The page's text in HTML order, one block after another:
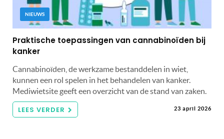
NIEUWS
Praktische toepassingen van cannabinoïden bij
kanker
Cannabinoïden, de werkzame bestanddelen in wiet,
kunnen een rol spelen in het behandelen van kanker.
Mediwietsite geeft een overzicht van de stand van zaken.
LEES VERDER 23 april 2026